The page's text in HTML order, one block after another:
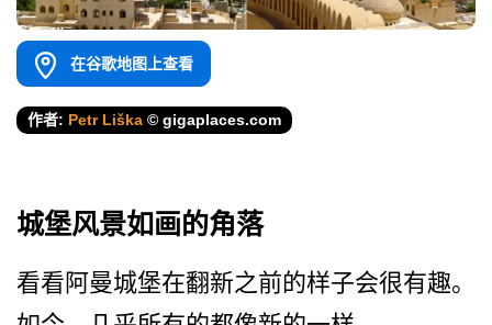
在谷歌地图上查看
作者: Petr Liška © gigaplaces.com
城堡风景如画的角落
看看阿曼城堡在翻新之前的样­子会很有趣。